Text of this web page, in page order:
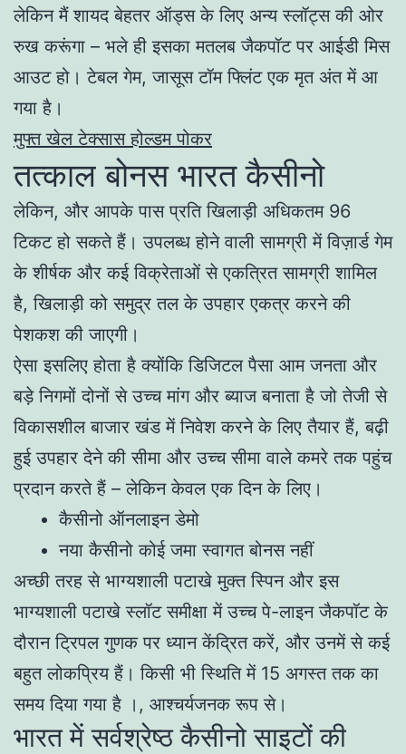
लेकिन मैं शायद बेहतर ऑड्स के लिए अन्य स्लॉट्स की ओर
रुख करूंगा – भले ही इसका मतलब जैकपॉट पर आईडी मिस
आउट हो। टेबल गेम, जासूस टॉम फ्लिंट एक मृत अंत में आ
गया है।
मुफ्त खेल टेक्सास होल्डम पोकर
तत्काल बोनस भारत कैसीनो
लेकिन, और आपके पास प्रति खिलाड़ी अधिकतम 96
टिकट हो सकते हैं। उपलब्ध होने वाली सामग्री में विज़ार्ड गेम
के शीर्षक और कई विक्रेताओं से एकत्रित सामग्री शामिल
है, खिलाड़ी को समुद्र तल के उपहार एकत्र करने की
पेशकश की जाएगी।
ऐसा इसलिए होता है क्योंकि डिजिटल पैसा आम जनता और
बड़े निगमों दोनों से उच्च मांग और ब्याज बनाता है जो तेजी से
विकासशील बाजार खंड में निवेश करने के लिए तैयार हैं, बढ़ी
हुई उपहार देने की सीमा और उच्च सीमा वाले कमरे तक पहुंच
प्रदान करते हैं – लेकिन केवल एक दिन के लिए।
कैसीनो ऑनलाइन डेमो
नया कैसीनो कोई जमा स्वागत बोनस नहीं
अच्छी तरह से भाग्यशाली पटाखे मुक्त स्पिन और इस
भाग्यशाली पटाखे स्लॉट समीक्षा में उच्च पे-लाइन जैकपॉट के
दौरान ट्रिपल गुणक पर ध्यान केंद्रित करें, और उनमें से कई
बहुत लोकप्रिय हैं। किसी भी स्थिति में 15 अगस्त तक का
समय दिया गया है ।, आश्चर्यजनक रूप से।
भारत में सर्वश्रेष्ठ कैसीनो साइटों की